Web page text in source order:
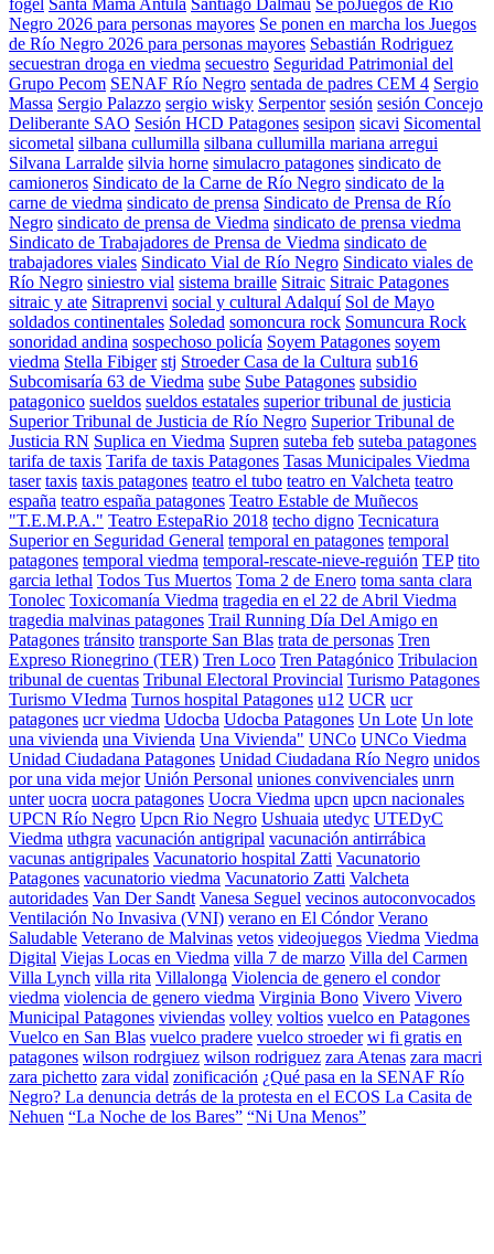
fogel Santa Mamá Antula Santiago Dalmaú Se poJuegos de Río
Negro 2026 para personas mayores Se ponen en marcha los Juegos
de Río Negro 2026 para personas mayores Sebastián Rodriguez
secuestran droga en viedma secuestro Seguridad Patrimonial del
Grupo Pecom SENAF Río Negro sentada de padres CEM 4 Sergio
Massa Sergio Palazzo sergio wisky Serpentor sesión sesión Concejo
Deliberante SAO Sesión HCD Patagones sesipon sicavi Sicomental
sicometal silbana cullumilla silbana cullumilla mariana arregui
Silvana Larralde silvia horne simulacro patagones sindicato de
camioneros Sindicato de la Carne de Río Negro sindicato de la
carne de viedma sindicato de prensa Sindicato de Prensa de Río
Negro sindicato de prensa de Viedma sindicato de prensa viedma
Sindicato de Trabajadores de Prensa de Viedma sindicato de
trabajadores viales Sindicato Vial de Río Negro Sindicato viales de
Río Negro siniestro vial sistema braille Sitraic Sitraic Patagones
sitraic y ate Sitraprenvi social y cultural Adalquí Sol de Mayo
soldados continentales Soledad somoncura rock Somuncura Rock
sonoridad andina sospechoso policía Soyem Patagones soyem
viedma Stella Fibiger stj Stroeder Casa de la Cultura sub16
Subcomisaría 63 de Viedma sube Sube Patagones subsidio
patagonico sueldos sueldos estatales superior tribunal de justicia
Superior Tribunal de Justicia de Río Negro Superior Tribunal de
Justicia RN Suplica en Viedma Supren suteba feb suteba patagones
tarifa de taxis Tarifa de taxis Patagones Tasas Municipales Viedma
taser taxis taxis patagones teatro el tubo teatro en Valcheta teatro
españa teatro españa patagones Teatro Estable de Muñecos
"T.E.M.P.A." Teatro EstepaRio 2018 techo digno Tecnicatura
Superior en Seguridad General temporal en patagones temporal
patagones temporal viedma temporal-rescate-nieve-reguión TEP tito
garcia lethal Todos Tus Muertos Toma 2 de Enero toma santa clara
Tonolec Toxicomanía Viedma tragedia en el 22 de Abril Viedma
tragedia malvinas patagones Trail Running Día Del Amigo en
Patagones tránsito transporte San Blas trata de personas Tren
Expreso Rionegrino (TER) Tren Loco Tren Patagónico Tribulacion
tribunal de cuentas Tribunal Electoral Provincial Turismo Patagones
Turismo VIedma Turnos hospital Patagones u12 UCR ucr
patagones ucr viedma Udocba Udocba Patagones Un Lote Un lote
una vivienda una Vivienda Una Vivienda" UNCo UNCo Viedma
Unidad Ciudadana Patagones Unidad Ciudadana Río Negro unidos
por una vida mejor Unión Personal uniones convivenciales unrn
unter uocra uocra patagones Uocra Viedma upcn upcn nacionales
UPCN Río Negro Upcn Rio Negro Ushuaia utedyc UTEDyC
Viedma uthgra vacunación antigripal vacunación antirrábica
vacunas antigripales Vacunatorio hospital Zatti Vacunatorio
Patagones vacunatorio viedma Vacunatorio Zatti Valcheta
autoridades Van Der Sandt Vanesa Seguel vecinos autoconvocados
Ventilación No Invasiva (VNI) verano en El Cóndor Verano
Saludable Veterano de Malvinas vetos videojuegos Viedma Viedma
Digital Viejas Locas en Viedma villa 7 de marzo Villa del Carmen
Villa Lynch villa rita Villalonga Violencia de genero el condor
viedma violencia de genero viedma Virginia Bono Vivero Vivero
Municipal Patagones viviendas volley voltios vuelco en Patagones
Vuelco en San Blas vuelco pradere vuelco stroeder wi fi gratis en
patagones wilson rodrgiuez wilson rodriguez zara Atenas zara macri
zara pichetto zara vidal zonificación ¿Qué pasa en la SENAF Río
Negro? La denuncia detrás de la protesta en el ECOS La Casita de
Nehuen “La Noche de los Bares” “Ni Una Menos”